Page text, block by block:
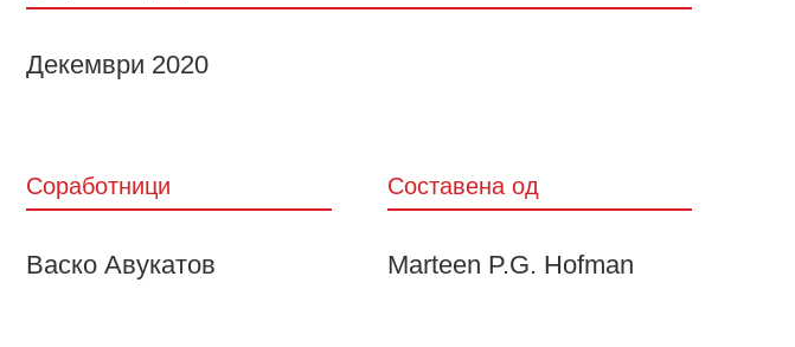
Декември 2020
Соработници
Васко Авукатов
Составена од
Marteen P.G. Hofman